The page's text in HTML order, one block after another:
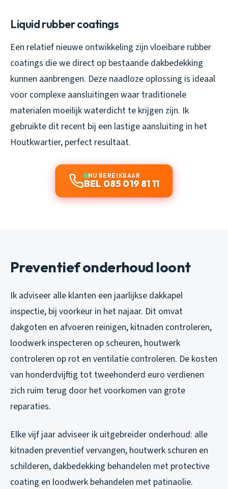
Liquid rubber coatings
Een relatief nieuwe ontwikkeling zijn vloeibare rubber
coatings die we direct op bestaande dakbedekking
kunnen aanbrengen. Deze naadloze oplossing is ideaal
voor complexe aansluitingen waar traditionele
materialen moeilijk waterdicht te krijgen zijn. Ik
gebruikte dit recent bij een lastige aansluiting in het
Houtkwartier, perfect resultaat.
NU BEREIKBAAR
BEL 085 019 81 11
Preventief onderhoud loont
Ik adviseer alle klanten een jaarlijkse dakkapel
inspectie, bij voorkeur in het najaar. Dit omvat
dakgoten en afvoeren reinigen, kitnaden controleren,
loodwerk inspecteren op scheuren, houtwerk
controleren op rot en ventilatie controleren. De kosten
van honderdvijftig tot tweehonderd euro verdienen
zich ruim terug door het voorkomen van grote
reparaties.
Elke vijf jaar adviseer ik uitgebreider onderhoud: alle
kitnaden preventief vervangen, houtwerk schuren en
schilderen, dakbedekking behandelen met protective
coating en loodwerk behandelen met patinaolie.